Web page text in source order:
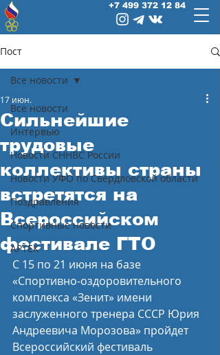
+7 499 372 12 84
Пост
Все новости
Интервью
Новости СННВС России
Новости УФО по Свердловской области
Поздравления
Спортивные новости
АРТЕК
Все новости
Сильнейшие
трудовые
коллективы страны
встретятся на
Всероссийском
фестивале ГТО
17 июн.
С 15 по 21 июня на базе
«Спортивно-оздоровительного
комплекса «Зенит» имени
заслуженного тренера СССР Юрия
Андреевича Морозова» пройдет
Всероссийский фестиваль